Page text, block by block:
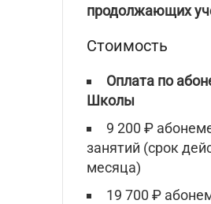
продолжающих
Стоимость
Оплата по
Школы
9 200 ₽
занятий (срок
месяца)
19 700 ₽